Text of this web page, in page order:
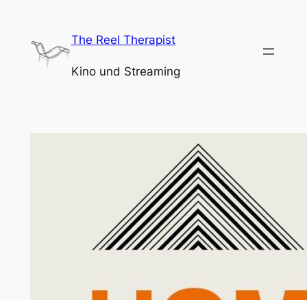
springen
The Reel Therapist
Kino und Streaming